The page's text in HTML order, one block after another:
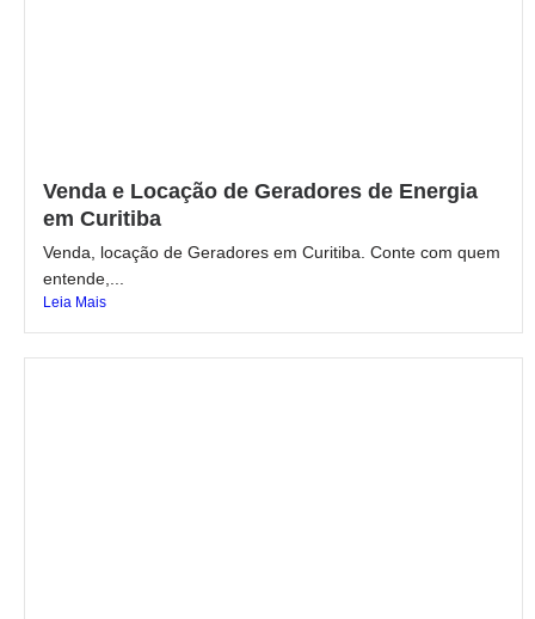
Venda e Locação de Geradores de Energia
em Curitiba
Venda, locação de Geradores em Curitiba. Conte com quem
entende,...
Leia Mais